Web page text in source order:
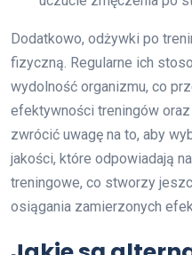
Dodatkowo, odżywki po
fizyczną. Regularne ich
wydolność organizmu, co
efektywności treningów
zwrócić uwagę na to, aby
jakości, które odpowiadają
treningowe, co stworzy
osiągania zamierzonych